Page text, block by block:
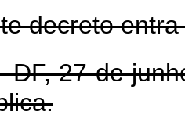
decreto
DF, 27 de